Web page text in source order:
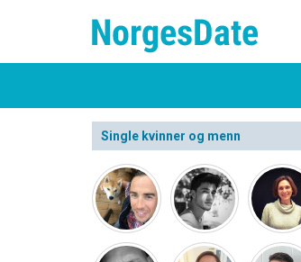
Single kvinner og menn